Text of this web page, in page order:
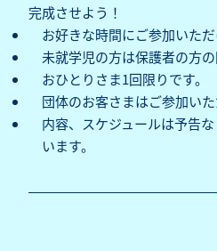
完成させよう！
お好きな時間にご参加いただ
未就学児の方は保護者の方の
おひとりさま1回限りです‌。‌‌
団体のお客さまはご参加いた
内容、スケジュールは予告
います‌。‌